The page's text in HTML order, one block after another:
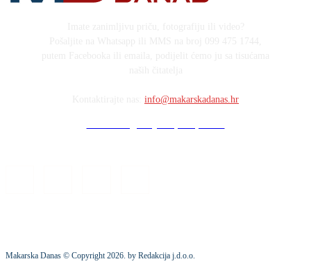
info@makarskadanas.hr
Makarska Danas © Copyright2026. by Redakcija j.d.o.o.